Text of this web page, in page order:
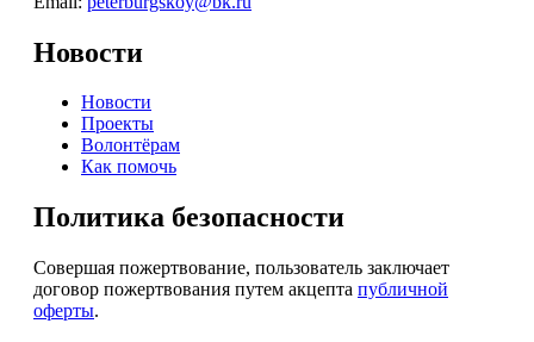
Новости
Новости
Проекты
Волонтёрам
Как помочь
Политика безопасности
Совершая пожертвование, пользователь заключает
договор пожертвования путем акцепта публичной
оферты.